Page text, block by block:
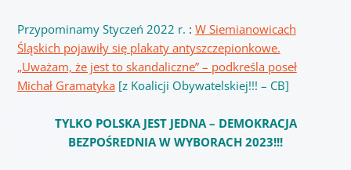
Przypominamy Styczeń 2022 r. : W Siemianowicach
Śląskich pojawiły się plakaty antyszczepionkowe.
„Uważam, że jest to skandaliczne” – podkreśla poseł
Michał Gramatyka[z Koalicji Obywatelskiej!!! – CB]
TYLKO POLSKA JEST JEDNA – DEMOKRACJA
BEZPOŚREDNIA W WYBORACH 2023!!!